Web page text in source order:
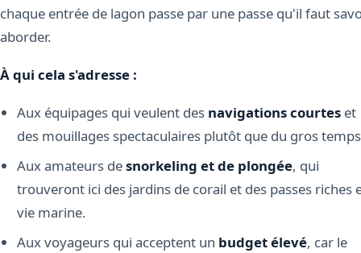
chaque entrée de lagon passe par une passe qu'il faut
aborder.
À qui cela s'adresse :
Aux équipages qui veulent des navigations courteset
des mouillages spectaculaires plutôt que du gros
Aux amateurs desnorkeling et de plongée, qui
trouveront ici des jardins de corail et des passes riches
vie marine.
Aux voyageurs qui acceptent un budget élevé, car le